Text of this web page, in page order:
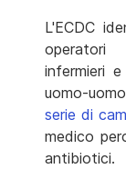
L'ECDC
operatori
infermieri
uomo-
serie di
medico
antibiotici.